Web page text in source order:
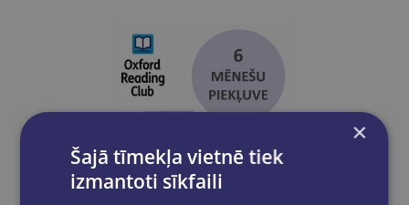
×
Šajā tīmekļa vietnē tiek
izmantoti sīkfaili